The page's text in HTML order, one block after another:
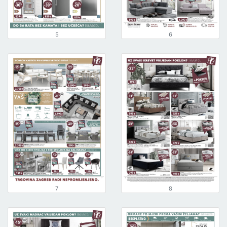
5 6
7 8